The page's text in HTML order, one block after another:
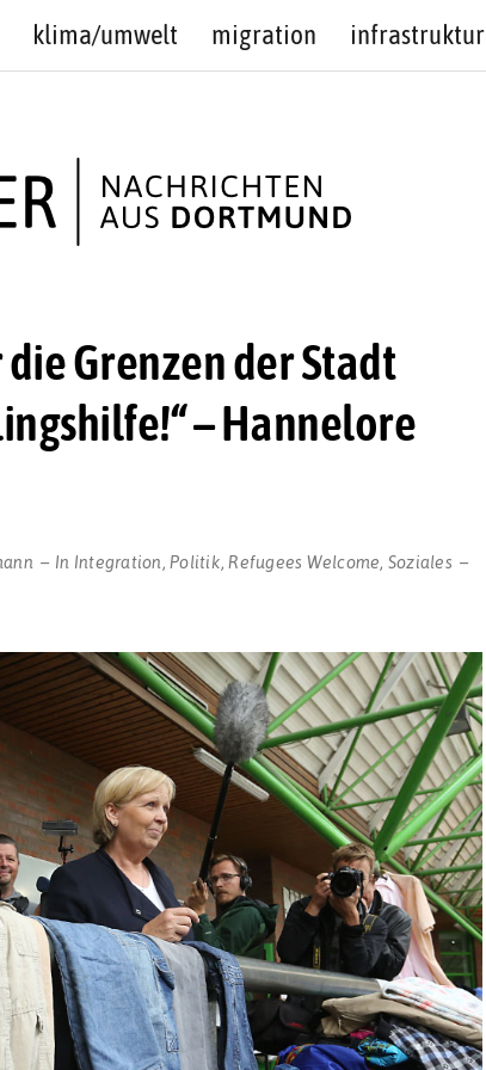
klima/umwelt migration infrastruktur
Grenzen der Stadt
– Hannelore
In Integration Politik Refugees Welcome Soziales